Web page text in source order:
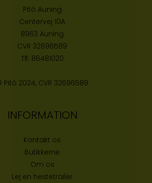
Pitó Auning
Centervej 10A
8963 Auning
CVR 32696589
Tlf: 86481020
Pitó 2024, CVR 32696589
INFORMATION
Kontakt os
Butikkerne
Om os
Lej en hestetrailer